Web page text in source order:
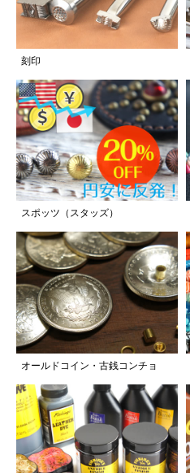
刻印
スポッツ（スタッズ）
オールドコイン・古銭コンチョ